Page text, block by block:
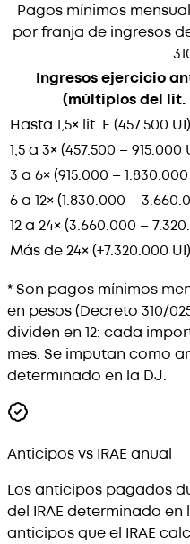
Pagos mínimos
por franja de ingresos
Ingresos ejercicio
(múltiplos del lit.
Hasta 1,5× lit. E (457.500 UI)
1,5 a 3× (457.500 – 915.000
3 a 6× (915.000 –
6 a 12× (1.830.000 –
12 a 24× (3.660.000 –
Más de 24× (+7.320.000 UI)
* Son pagos mínimos
en pesos (Decreto 310/
dividen en 12: cada
mes. Se imputan como
determinado en la DJ.
Anticipos vs IRAE anual
Los anticipos pagados
del IRAE determinado
anticipos que el IRAE